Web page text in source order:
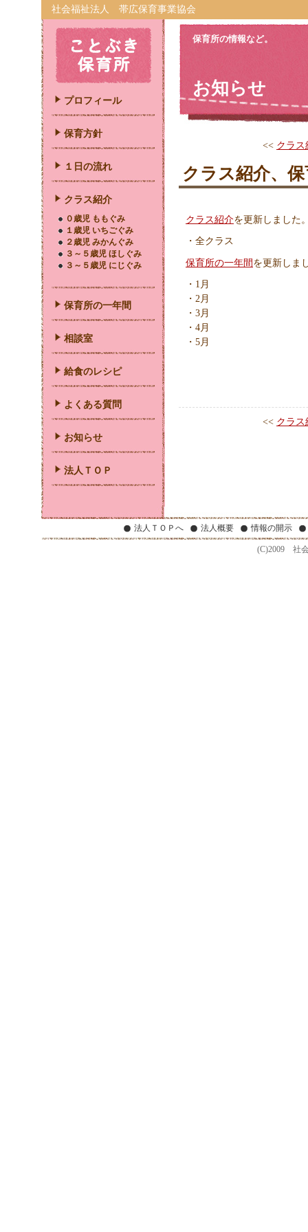
社会福祉法人 帯広保育事業協会
保育所の情報など。
お知らせ
<< クラス
クラス紹介、
クラス紹介を更新しました
・全クラス
保育所の一年間 を更新しま
・1月
・2月
・3月
・4月
・5月
<< クラス
プロフィール
保育方針
１日の流れ
クラス紹介
０歳児 ももぐみ
１歳児 いちごぐみ
２歳児 みかんぐみ
３～５歳児 ほしぐみ
３～５歳児 にじぐみ
保育所の一年間
相談室
給食のレシピ
よくある質問
お知らせ
法人ＴＯＰ
情報の開示
法人概要
法人ＴＯＰへ
(C)2009 社